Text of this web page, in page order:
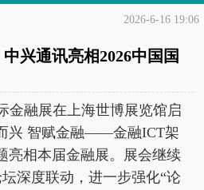
2026-6-16 19:06
兴通讯亮相2026中国国
金融展在上海世博展览馆启
兴 智赋金融——金融ICT架
亮相本届金融展。展会继续
深度联动，进一步强化“论